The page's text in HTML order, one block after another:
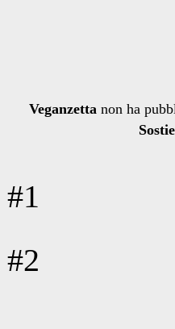
Veganzetta non ha